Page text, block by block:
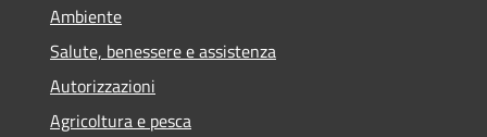
Ambiente
Salute, benessere e assistenza
Autorizzazioni
Agricoltura e pesca